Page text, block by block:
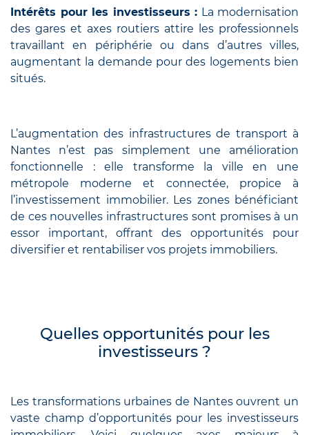
Intérêts pour les investisseurs : La modernisation
des gares et axes routiers attire les professionnels
travaillant en périphérie ou dans d’autres villes,
augmentant la demande pour des logements bien
situés.
L’augmentation des infrastructures de transport à
Nantes n’est pas simplement une amélioration
fonctionnelle : elle transforme la ville en une
métropole moderne et connectée, propice à
l’investissement immobilier. Les zones bénéficiant
de ces nouvelles infrastructures sont promises à un
essor important, offrant des opportunités pour
diversifier et rentabiliser vos projets immobiliers.
Quelles opportunités pour les
investisseurs ?
Les transformations urbaines de Nantes ouvrent un
vaste champ d’opportunités pour les investisseurs